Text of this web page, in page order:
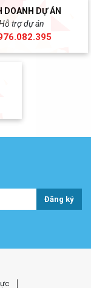
DOANH DỰ ÁN
trợ dự án
Đăng ký